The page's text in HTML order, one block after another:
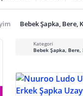
Bebek Şapka, Bere,
Kategori
Bebek Şapka, Bere,